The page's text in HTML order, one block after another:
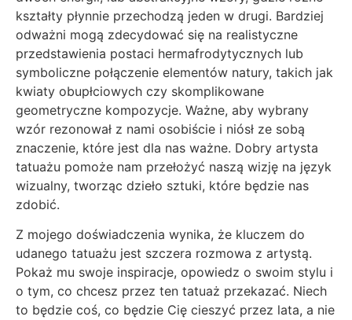
kształty płynnie przechodzą jeden w drugi. Bardziej
odważni mogą zdecydować się na realistyczne
przedstawienia postaci hermafrodytycznych lub
symboliczne połączenie elementów natury, takich jak
kwiaty obupłciowych czy skomplikowane
geometryczne kompozycje. Ważne, aby wybrany
wzór rezonował z nami osobiście i niósł ze sobą
znaczenie, które jest dla nas ważne. Dobry artysta
tatuażu pomoże nam przełożyć naszą wizję na język
wizualny, tworząc dzieło sztuki, które będzie nas
zdobić.
Z mojego doświadczenia wynika, że kluczem do
udanego tatuażu jest szczera rozmowa z artystą.
Pokaż mu swoje inspiracje, opowiedz o swoim stylu i
o tym, co chcesz przez ten tatuaż przekazać. Niech
to będzie coś, co będzie Cię cieszyć przez lata, a nie